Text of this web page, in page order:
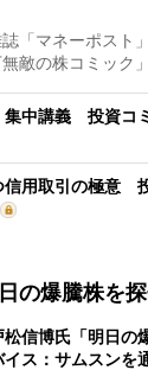
「マネーポスト
敵の株コミック
集中講義 投資コ
信用取引の極意
の爆騰株を探
松信博氏「明日
イス：サムスンを